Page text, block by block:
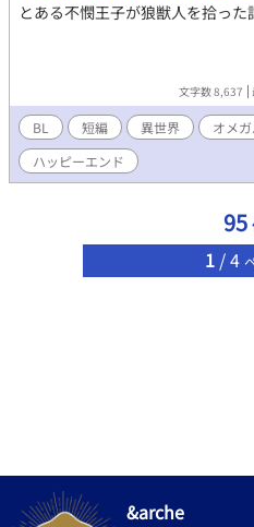
とある不憫王子が狼獣人を拾った
文字数 8,637
BL 短編 異世界 オメ
ハッピーエンド
95
1 / 4
&arche